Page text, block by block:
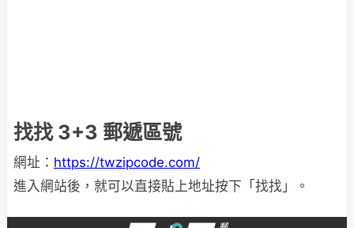
找找 3+3 郵遞區號
網址： https://twzipcode.com/
進入網站後，就可以直接貼上地址按下「找找」。